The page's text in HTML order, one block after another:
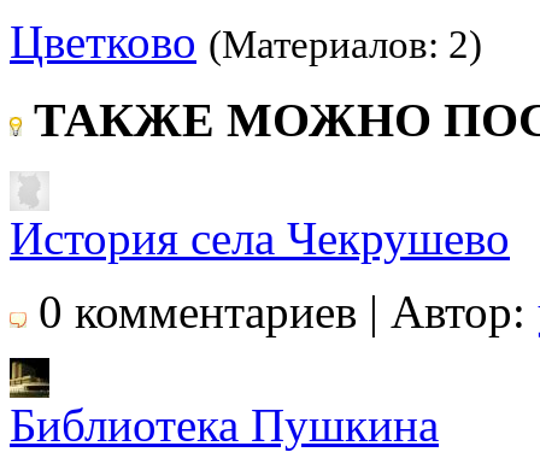
Цветково (Материалов: 2)
ТАКЖЕ МОЖНО
История села Чекрушево
0 комментариев | Автор:
Библиотека Пушкина